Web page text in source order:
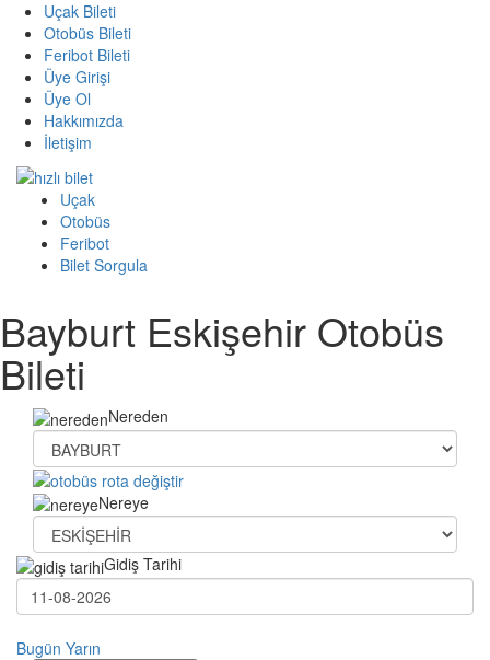
Uçak Bileti
Otobüs Bileti
Feribot Bileti
Üye Girişi
Üye Ol
Hakkımızda
İletişim
Uçak
Otobüs
Feribot
Bilet Sorgula
Bayburt Eskişehir Otobüs
Bileti
Nereden
Nereye
Gidiş Tarihi
Bugün Yarın